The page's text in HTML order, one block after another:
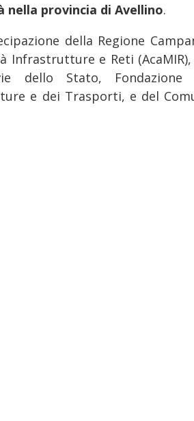
provincia di Avellino.
della Regione
Infrastrutture e Reti
dello Stato, Fondazione
e dei Trasporti, e del